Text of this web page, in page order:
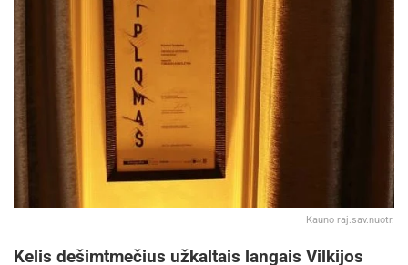
Kauno raj.sav.nuotr.
Kelis dešimtmečius užkaltais langais Vilkijos